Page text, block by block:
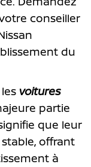
conseiller
du
voitures
partie
que leur
offrant
à